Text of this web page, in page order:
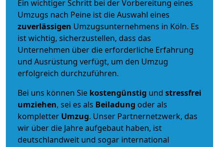
Ein wichtiger Schritt bei der Vorbereitung eines
Umzugs nach Peine ist die Auswahl eines
zuverlässigen Umzugsunternehmens in Köln. Es
ist wichtig, sicherzustellen, dass das
Unternehmen über die erforderliche Erfahrung
und Ausrüstung verfügt, um den Umzug
erfolgreich durchzuführen.
Bei uns können Sie kostengünstig und stressfrei
umziehen, sei es als Beiladung oder als
kompletter Umzug. Unser Partnernetzwerk, das
wir über die Jahre aufgebaut haben, ist
deutschlandweit und sogar international